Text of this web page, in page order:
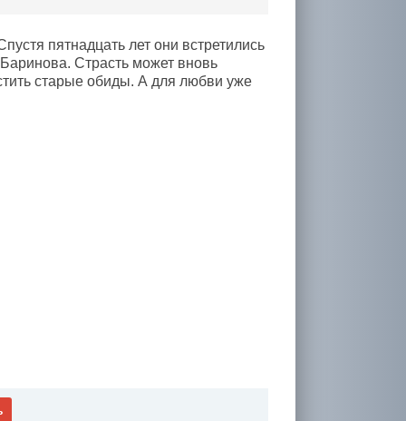
пятнадцать лет они встретились
Страсть может вновь
старые обиды. А для любви уже